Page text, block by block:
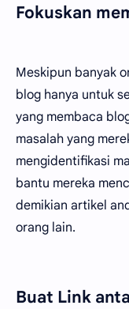
Fokuskan
Meskipun banyak
blog hanya untuk
yang membaca
masalah yang
mengidentifikasi
bantu mereka
demikian artikel
orang lain.
Buat Link